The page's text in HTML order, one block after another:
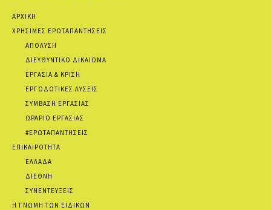
ΑΡΧΙΚΗ
ΧΡΗΣΙΜΕΣ ΕΡΩΤΑΠΑΝΤΗΣΕΙΣ
ΑΠΟΛΥΣΗ
ΔΙΕΥΘΥΝΤΙΚΟ ΔΙΚΑΙΩΜΑ
ΕΡΓΑΣΙΑ & ΚΡΙΣΗ
ΕΡΓΟΔΟΤΙΚΕΣ ΛΥΣΕΙΣ
ΣΥΜΒΑΣΗ ΕΡΓΑΣΙΑΣ
ΩΡΑΡΙΟ ΕΡΓΑΣΙΑΣ
#ΕΡΩΤΑΠΑΝΤΗΣΕΙΣ
ΕΠΙΚΑΙΡΟΤΗΤΑ
ΕΛΛΑΔΑ
ΔΙΕΘΝΗ
ΣΥΝΕΝΤΕΥΞΕΙΣ
Η ΓΝΩΜΗ ΤΩΝ ΕΙΔΙΚΩΝ